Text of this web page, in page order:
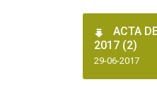
ACTA
2017 (2)
29-06-2017